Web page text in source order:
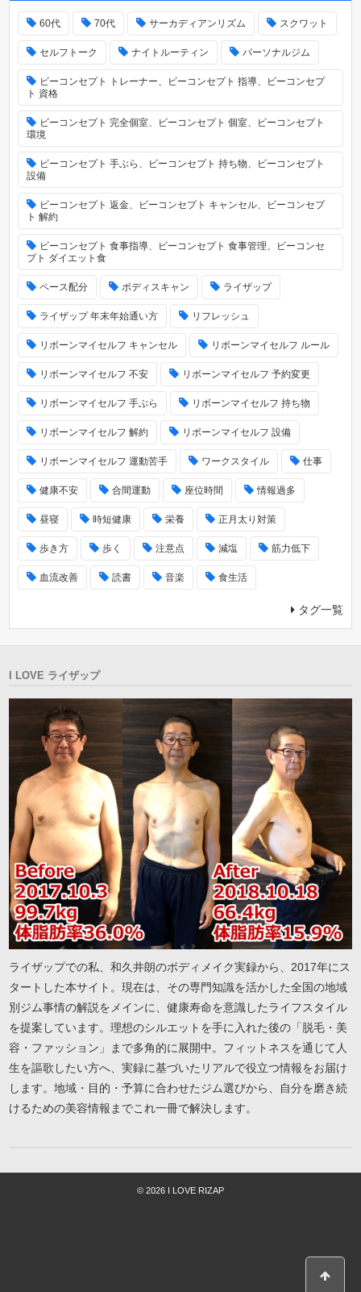
60代 70代 サーカディアンリズム スクワット
セルフトーク ナイトルーティン パーソナルジム
ビーコンセプト トレーナー、ビーコンセプト 指導、ビーコンセプ
ト 資格
ビーコンセプト 完全個室、ビーコンセプト 個室、ビーコンセプト
環境
ビーコンセプト 手ぶら、ビーコンセプト 持ち物、ビーコンセプト
設備
ビーコンセプト 返金、ビーコンセプト キャンセル、ビーコンセプ
ト 解約
ビーコンセプト 食事指導、ビーコンセプト 食事管理、ビーコンセ
プト ダイエット食
ペース配分 ボディスキャン ライザップ
ライザップ 年末年始通い方 リフレッシュ
リボーンマイセルフ キャンセル リボーンマイセルフ ルール
リボーンマイセルフ 不安 リボーンマイセルフ 予約変更
リボーンマイセルフ 手ぶら リボーンマイセルフ 持ち物
リボーンマイセルフ 解約 リボーンマイセルフ 設備
リボーンマイセルフ 運動苦手 ワークスタイル 仕事
健康不安 合間運動 座位時間 情報過多
昼寝 時短健康 栄養 正月太り対策
歩き方 歩く 注意点 減塩 筋力低下
血流改善 読書 音楽 食生活
タグ一覧
I LOVE ライザップ
ライザップでの私、和久井朗のボディメイク実録から、2017年にス
タートした本サイト。現在は、その専門知識を活かした全国の地域
別ジム事情の解説をメインに、健康寿命を意識したライフスタイル
を提案しています。理想のシルエットを手に入れた後の「脱毛・美
容・ファッション」まで多角的に展開中。フィットネスを通じて人
生を謳歌したい方へ、実録に基づいたリアルで役立つ情報をお届け
します。地域・目的・予算に合わせたジム選びから、自分を磨き続
けるための美容情報までこれ一冊で解決します。
© 2026 I LOVE RIZAP